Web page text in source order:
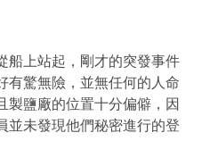
船上站起，剛才的突發事件
有驚無險，並無任何的人命
製鹽廠的位置十分偏僻，因
並未發現他們秘密進行的登